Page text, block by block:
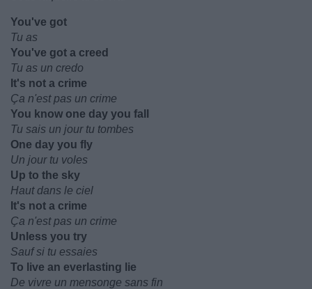
You've got
Tu as
You've got a creed
Tu as un credo
It's not a crime
Ça n'est pas un crime
You know one day you fall
Tu sais un jour tu tombes
One day you fly
Un jour tu voles
Up to the sky
Haut dans le ciel
It's not a crime
Ça n'est pas un crime
Unless you try
Sauf si tu essaies
To live an everlasting lie
De vivre un mensonge sans fin